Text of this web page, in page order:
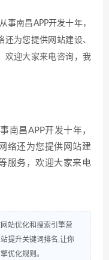
事南昌APP开发十年，
为您提供网站建设、
欢迎大家来电咨询，我
南昌APP开发十年，
络还为您提供网站建
服务，欢迎大家来电
站优化和搜索引擎营
提升关键词排名,让你
优化规则。